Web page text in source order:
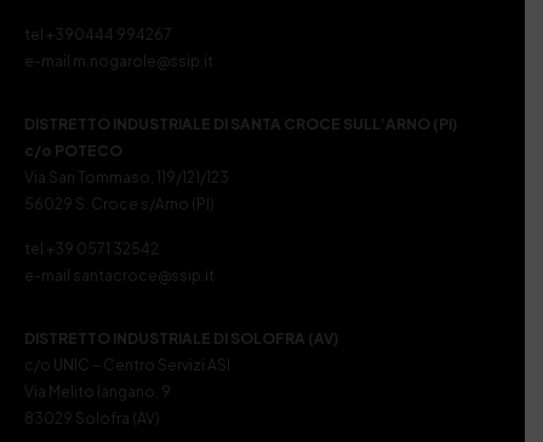
tel +390444 994267
e-mail m.nogarole@ssip.it
DISTRETTO INDUSTRIALE DI SANTA CROCE SULL’ARNO (PI)
c/o POTECO
Via San Tommaso, 119/121/123
56029 S. Croce s/Arno (PI)
tel +39 0571 32542
e-mail santacroce@ssip.it
DISTRETTO INDUSTRIALE DI SOLOFRA (AV)
c/o UNIC – Centro Servizi ASI
Via Melito Iangano, 9
83029 Solofra (AV)